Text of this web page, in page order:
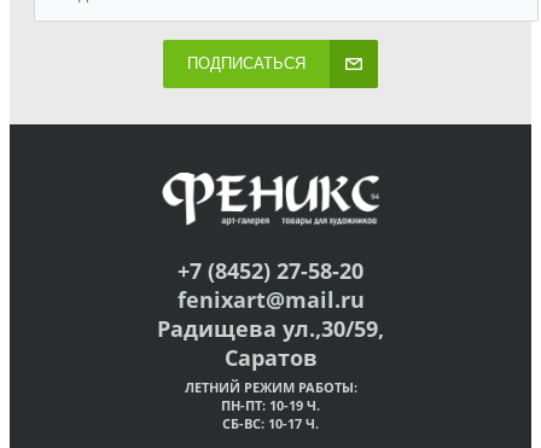
ПОДПИСАТЬСЯ
+7 (8452) 27-58-20
fenixart@mail.ru
Радищева ул.,30/59,
Саратов
ЛЕТНИЙ РЕЖИМ РАБОТЫ:
ПН-ПТ: 10-19 Ч.
СБ-ВС: 10-17 Ч.